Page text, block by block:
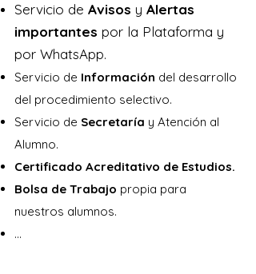
5. Procedimientos y formas de la
actividad administrativa. La actividad de
limitación, arbitral, de servicio público y
de fomento. Formas de gestión de los
servicios públicos.
6. La responsabilidad patrimonial de
las Administraciones públicas.
Concepto y clases. Requisitos
generales. Efectos.
Servicio de Avisos y Alertas
importantes por la Plataforma y
por WhatsApp.
Servicio de Información del desarrollo
del procedimiento selectivo.
Servicio de Secretaría y Atención al
Alumno.
Certificado Acreditativo de Estudios.
Bolsa de Trabajo propia para
nuestros alumnos.
...